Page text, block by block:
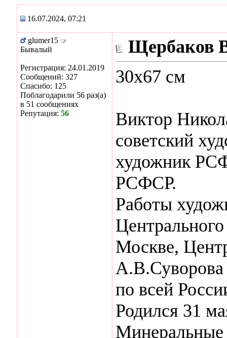
16.07.2024, 07:21
glumer15
Бывалый
Регистрация: 24.01.2019
Сообщений: 327
Спасибо: 125
Поблагодарили 56 раз(а)
в 51 сообщениях
Репутация: 56
Щербаков
30х67 см
Виктор
советский
художник
РСФСР.
Работы
Москве,
А.В.Суворова
по всей
Родился 31
Минеральные